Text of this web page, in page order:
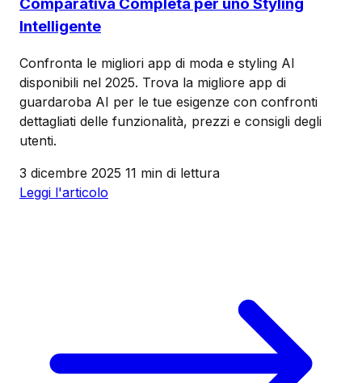
Comparativa Completa per uno Styling
Intelligente
Confronta le migliori app di moda e styling AI
disponibili nel 2025. Trova la migliore app di
guardaroba AI per le tue esigenze con confronti
dettagliati delle funzionalità, prezzi e consigli degli
utenti.
3 dicembre 2025 11 min di lettura
Leggi l'articolo